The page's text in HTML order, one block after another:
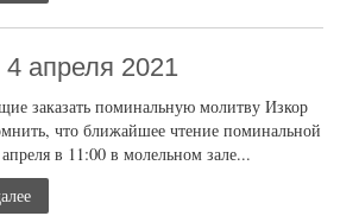
4 апреля 2021
заказать поминальную молитву Изкор
что ближайшее чтение поминальной
в 11:00 в молельном зале...